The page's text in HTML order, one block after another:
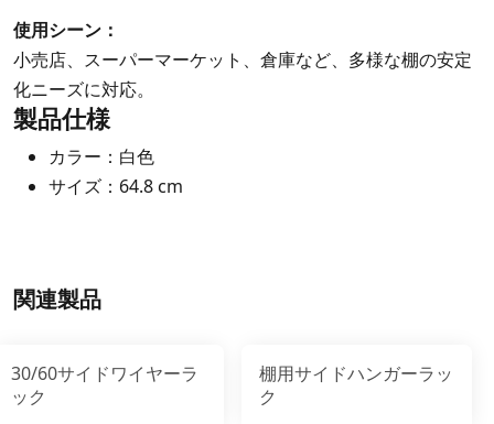
使用シーン：
小売店、スーパーマーケット、倉庫など、多様な棚の安定
化ニーズに対応。
製品仕様
カラー：白色
サイズ：64.8 cm
関連製品
30/60サイドワイヤーラ
ック
棚用サイドハンガーラッ
ク